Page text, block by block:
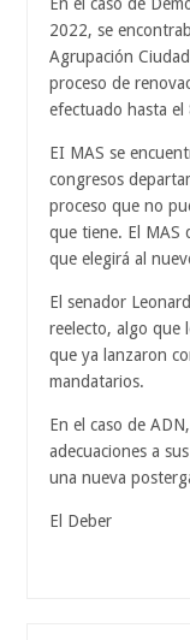
2022, se
Agrupación
proceso de
efectuado hasta
EI MAS se
congresos
proceso que no
que tiene. El MAS
que elegirá al
El senador
reelecto, algo que
que ya lanzaron
mandatarios.
En el caso de
adecuaciones a
una nueva
El Deber